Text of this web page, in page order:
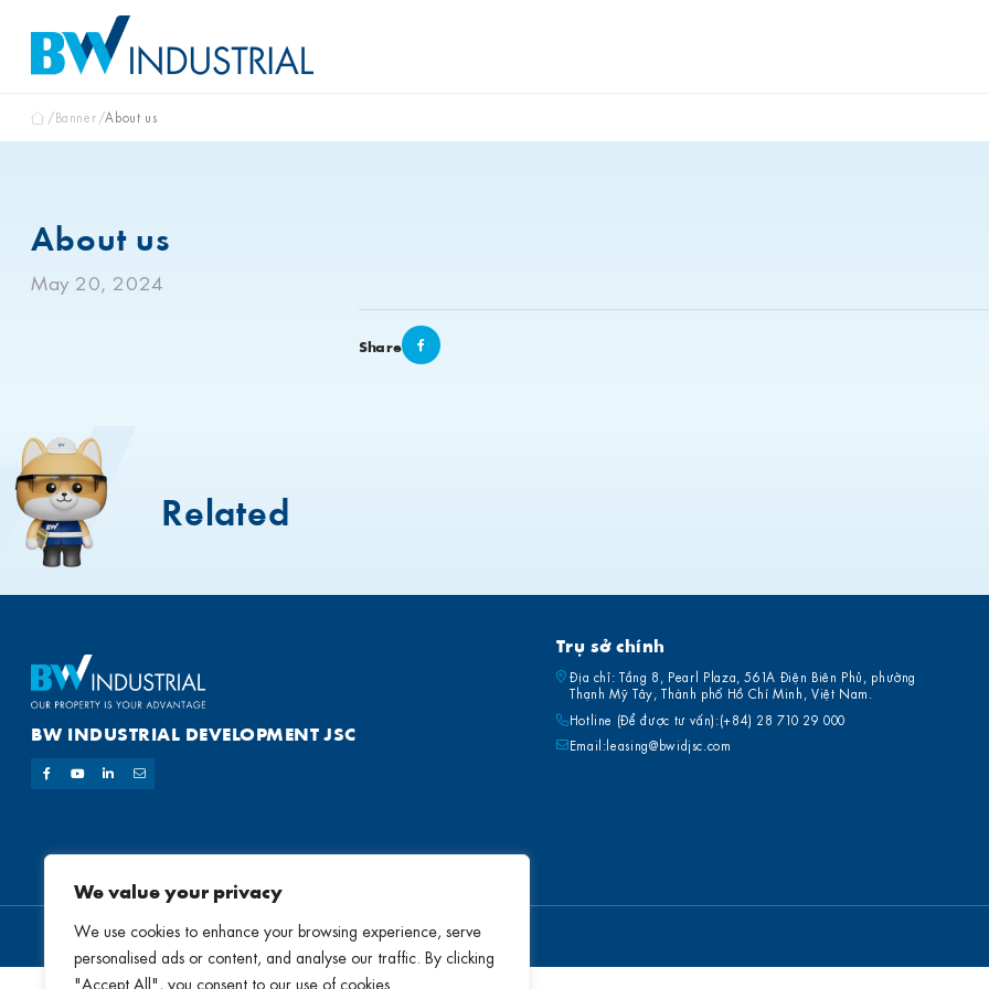
We value your privacy
We use cookies to enhance your browsing experience, serve
personalised ads or content, and analyse our traffic. By clicking
"Accept All", you consent to our use of cookies.
Banner About us
About us
May 20, 2024
Share
Related
BW INDUSTRIAL DEVELOPMENT JSC
Trụ sở chính
Địa chỉ: Tầng 8, Pearl Plaza, 561A Điện Biên Phủ, phường
Thạnh Mỹ Tây, Thành phố Hồ Chí Minh, Việt Nam.
Hotline (Để được tư vấn):(+84) 28 710 29 000
Email:leasing@bwidjsc.com